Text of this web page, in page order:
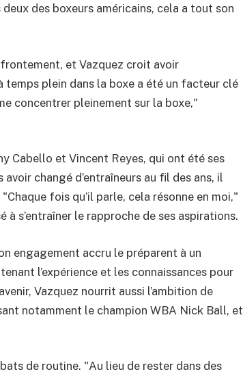
des boxeurs américains, cela a tout son
et Vazquez croit avoir
plein dans la boxe a été un facteur clé
concentrer pleinement sur la boxe,"
Cabello et Vincent Reyes, qui ont été ses
changé d’entraîneurs au fil des ans, il
fois qu’il parle, cela résonne en moi,"
s’entraîner le rapproche de ses aspirations.
engagement accru le préparent à un
l’expérience et les connaissances pour
Vazquez nourrit aussi l’ambition de
notamment le champion WBA Nick Ball, et
de routine. "Au lieu de rester dans des